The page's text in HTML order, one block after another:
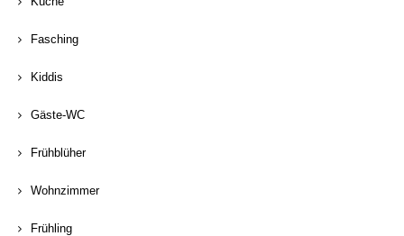
Fasching
Kiddis
Gäste-WC
Frühblüher
Wohnzimmer
Frühling